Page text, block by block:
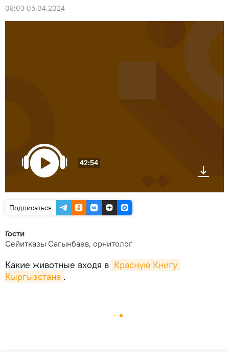
08:03 05.04.2024
42:54
Подписаться
Гости
Сейитказы Сагынбаев, орнитолог
Какие животные входя в Красную Книгу
Кыргызстана .